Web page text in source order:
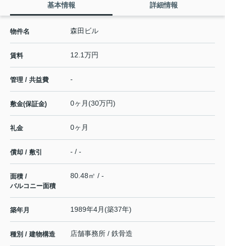
基本情報 詳細情報
物件名 森田ビル
賃料 12.1万円
管理 / 共益費 -
敷金(保証金) 0ヶ月(30万円)
礼金 0ヶ月
償却 / 敷引 - / -
面積 /
バルコニー面積
80.48㎡ / -
築年月 1989年4月(築37年)
種別 / 建物構造 店舗事務所 / 鉄骨造